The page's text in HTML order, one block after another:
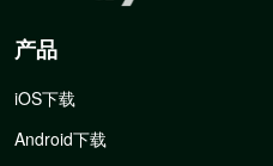
产品
iOS下载
Android下载